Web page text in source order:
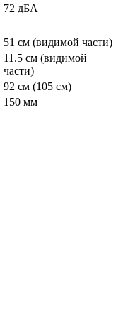
72 дБА
51 см (видимой части)
11.5 см (видимой
части)
92 см (105 см)
150 мм